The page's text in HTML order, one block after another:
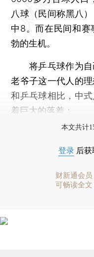
八球（民间称黑八
中8。而在民间和赛
勃的生机。
将乒乓球作为自
老爷子这一代人的
和乒乓球相比，中
着巨大的落差：
本文共计
登录 后
财新通会员
可畅读全文